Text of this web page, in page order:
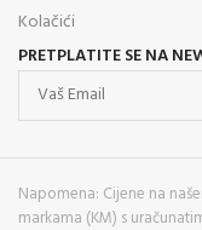
Kolačići
PRETPLATITE SE NA
Napomena: Cijene na
markama (KM) s